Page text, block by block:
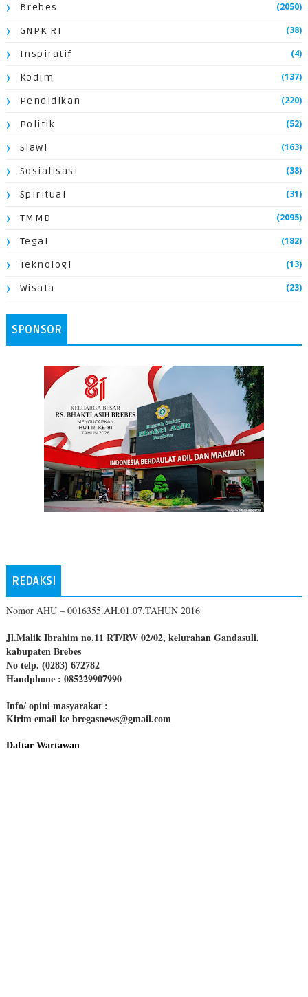
Brebes (2050)
GNPK RI (38)
Inspiratif (4)
Kodim (137)
Pendidikan (220)
Politik (52)
Slawi (163)
Sosialisasi (38)
Spiritual (31)
TMMD (2095)
Tegal (182)
Teknologi (13)
Wisata (23)
SPONSOR
REDAKSI
Nomor AHU – 0016355.AH.01.07.TAHUN 2016
Jl.Malik Ibrahim no.11 RT/RW 02/02, kelurahan Gandasuli,
kabupaten Brebes
No telp. (0283) 672782
Handphone : 085229907990
Info/ opini masyarakat :
Kirim email ke bregasnews@gmail.com
Daftar Wartawan